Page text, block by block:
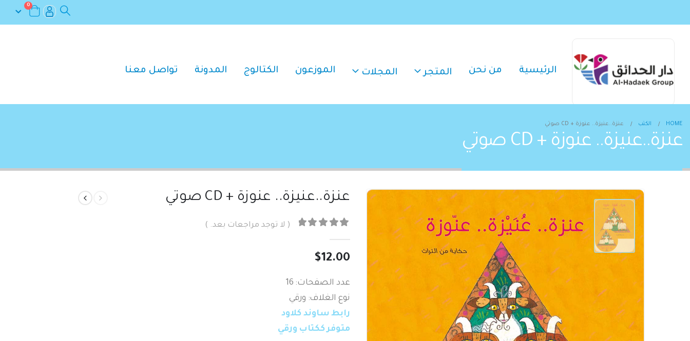
0
الرئيسية من نحن المتجر المجلات الموزعون الكتالوج المدونة تواصل معنا
HOME الكتب عنزة..عنيزة.. عنوزة + CD صوتي
عنزة..عنيزة.. عنوزة + CD صوتي
عنزة..عنيزة.. عنوزة + CD صوتي
( لا توجد مراجعات بعد. )
$12.00
عدد الصفحات: 16
نوع الغلاف: ورقي
رابط ساوند كلاود
متوفر ككتاب ورقي